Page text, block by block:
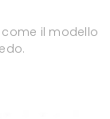
il modello